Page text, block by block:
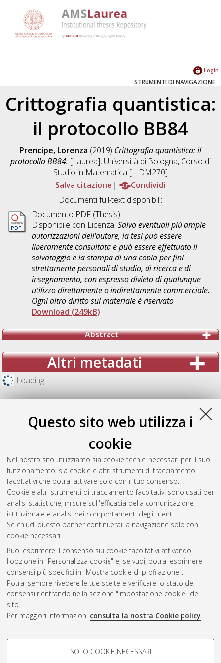
Questo sito web utilizza i
cookie
Nel nostro sito utilizziamo sia cookie tecnici necessari per il suo
funzionamento, sia cookie e altri strumenti di tracciamento
facoltativi che potrai attivare solo con il tuo consenso.
Cookie e altri strumenti di tracciamento facoltativi sono usati per
analisi statistiche, misure sull'efficacia della comunicazione
istituzionale e analisi dei comportamenti degli utenti.
Se chiudi questo banner continuerai la navigazione solo con i
cookie necessari.
Puoi esprimere il consenso sui cookie facoltativi attivando
l'opzione in "Personalizza cookie" e, se vuoi, potrai esprimere
consensi più specifici in "Mostra cookie di profilazione".
Potrai sempre rivedere le tue scelte e verificare lo stato dei
consensi rientrando nella sezione "Impostazione cookie" del
sito.
Per maggiori informazioni consulta la nostra Cookie policy.
COOKIE DI PROFILAZIONE -
SOLO COOKIE NECESSARI
Login
STRUMENTI DI NAVIGAZIONE
Crittografia quantistica:
il protocollo BB84
Prencipe, Lorenza (2019) Crittografia quantistica: il
protocollo BB84. [Laurea], Università di Bologna, Corso di
Studio in Matematica [L-DM270]
Salva citazione
Condividi
Documenti full-text disponibili:
Documento PDF (Thesis)
Disponibile con Licenza: Salvo eventuali più ampie
autorizzazioni dell'autore, la tesi può essere
liberamente consultata e può essere effettuato il
salvataggio e la stampa di una copia per fini
strettamente personali di studio, di ricerca e di
insegnamento, con espresso divieto di qualunque
utilizzo direttamente o indirettamente commerciale.
Ogni altro diritto sul materiale è riservato
Download (249kB)
Abstract
Altri metadati
Loading...
Gestione del documento:
Atom
Rss 1.0
Rss 2.0
AMS Laurea
Impostazioni Cookie
Informativa sulla privacy